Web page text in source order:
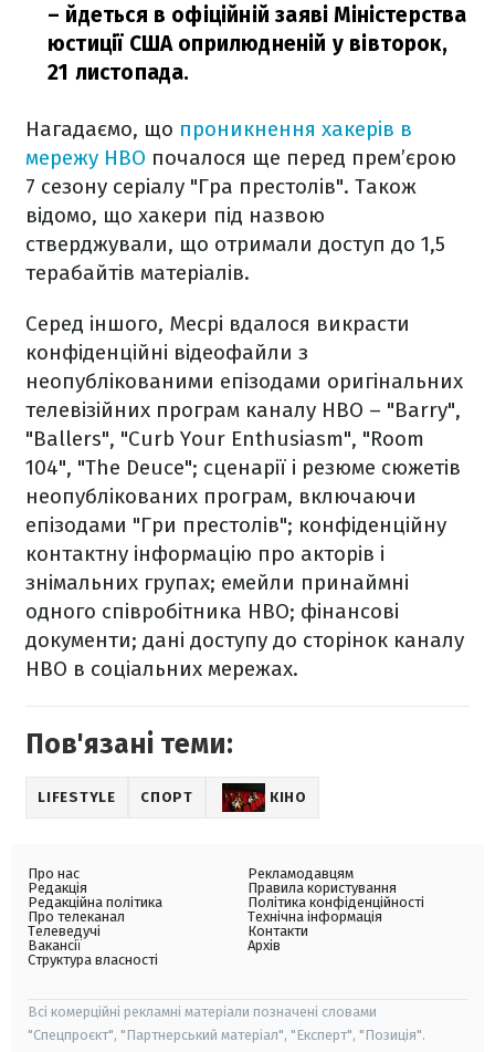
– йдеться в офіційній заяві Міністерства
юстиції США оприлюдненій у вівторок,
21 листопада.
Нагадаємо, що проникнення хакерів в
мережу HBO почалося ще перед прем’єрою
7 сезону серіалу "Гра престолів". Також
відомо, що хакери під назвою
стверджували, що отримали доступ до 1,5
терабайтів матеріалів.
Серед іншого, Месрі вдалося викрасти
конфіденційні відеофайли з
неопублікованими епізодами оригінальних
телевізійних програм каналу HBO – "Barry",
"Ballers", "Curb Your Enthusiasm", "Room
104", "The Deuce"; сценарії і резюме сюжетів
неопублікованих програм, включаючи
епізодами "Гри престолів"; конфіденційну
контактну інформацію про акторів і
знімальних групах; емейли принаймні
одного співробітника HBO; фінансові
документи; дані доступу до сторінок каналу
HBO в соціальних мережах.
Пов'язані теми:
LIFESTYLE СПОРТ КІНО
Про нас
Редакція
Редакційна політика
Про телеканал
Телеведучі
Вакансії
Структура власності
Рекламодавцям
Правила користування
Політика конфіденційності
Технічна інформація
Контакти
Архів
Всі комерційні рекламні матеріали позначені словами
"Спецпроєкт", "Партнерський матеріал", "Експерт", "Позиція".